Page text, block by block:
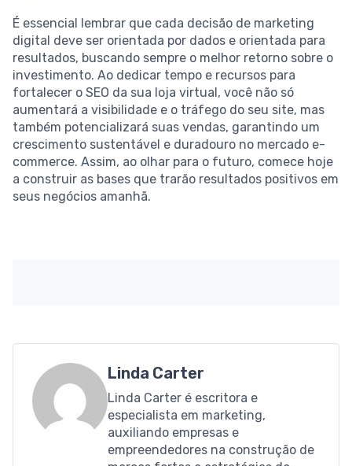
É essencial lembrar que cada decisão de marketing
digital deve ser orientada por dados e orientada para
resultados, buscando sempre o melhor retorno sobre o
investimento. Ao dedicar tempo e recursos para
fortalecer o SEO da sua loja virtual, você não só
aumentará a visibilidade e o tráfego do seu site, mas
também potencializará suas vendas, garantindo um
crescimento sustentável e duradouro no mercado e-
commerce. Assim, ao olhar para o futuro, comece hoje
a construir as bases que trarão resultados positivos em
seus negócios amanhã.
Linda Carter
Linda Carter é escritora e
especialista em marketing,
auxiliando empresas e
empreendedores na construção de